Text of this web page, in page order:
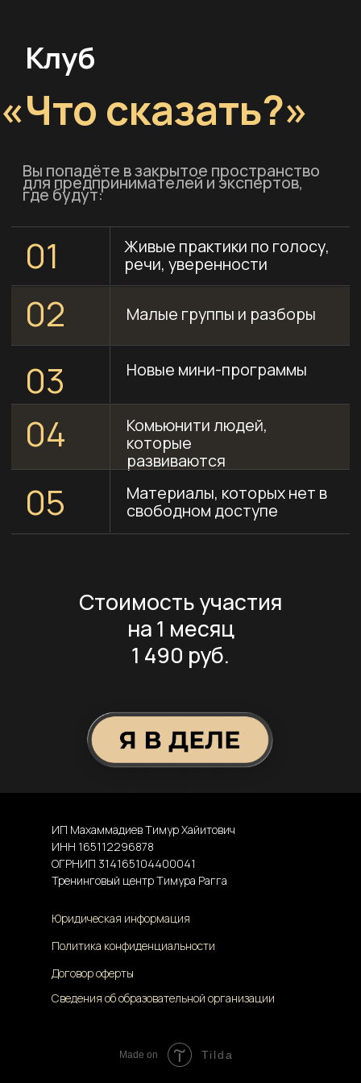
«Что сказать?»
Вы попадёте в закрытое пространство
для предпринимателей и экспертов,
Клуб
Живые практики по голосу,
речи, уверенности
01
Малые группы и разборы
02
Новые мини-программы
03
которые
04
Материалы, которых нет в
свободном доступе
Стоимость участия
на 1 месяц
1 490 руб.
ИП Махаммадиев Тимур Хайитович
ИНН 165112296878
ОГРНИП 314165104400041
Тренинговый центр Тимура Рагга
Юридическая информация
Политика конфиденциальности
Договор оферты
Сведения об образовательной организации
Made on Tilda